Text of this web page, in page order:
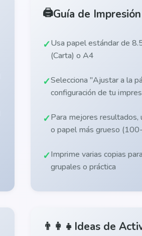
🖨️Guía de Impresión
Usa papel estándar de
(Carta) o A4
Selecciona "Ajustar a la
configuración de tu
Para mejores resultados,
o papel más grueso
Imprime varias copias
grupales o práctica
👨‍👩‍👧 Ideas de